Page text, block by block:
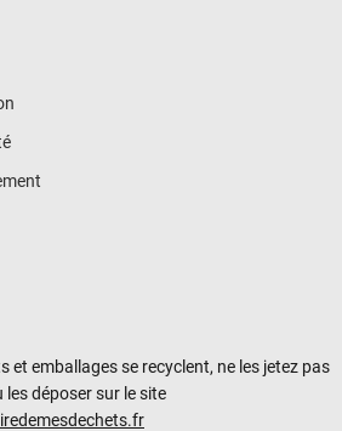
et emballages se recyclent, ne les jetez pas
les déposer sur le site